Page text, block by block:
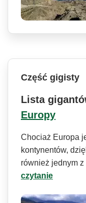
Część gigisty
Lista
Europy
Chociaż Europa
kontynentów,
również jednym
czytanie